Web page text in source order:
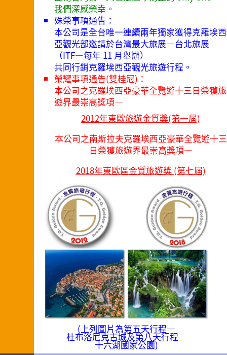
我們深感榮幸。
殊榮事項通告：
本公司是全台唯一連續兩年獨家獲得克羅埃西
亞觀光部邀請於台灣最大旅展—台北旅展
（ITF—每年 11 月舉辦）
共同行銷克羅埃西亞觀光旅遊行程。
榮耀事項通告(雙桂冠)：
本公司之克羅埃西亞豪華全覽遊十三日榮獲旅
遊界最崇高獎項—
2012年東歐旅遊金質獎(第一屆)
本公司之南斯拉夫克羅埃西亞豪華全覽遊十三
日榮獲旅遊界最崇高獎項—
2018年東歐區金質旅遊獎 (第七屆)
(上列圖片為第五天行程—
杜布洛尼克古城及第八天行程—
十六湖國家公園)